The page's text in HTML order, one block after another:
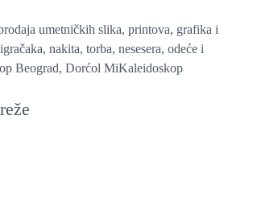
umetničkih slika, printova, grafika i
nakita, torba, nesesera, odeće i
Beograd, Dorćol MiKaleidoskop